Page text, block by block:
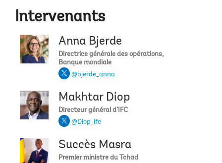
Intervenants
Anna Bjerde
Directrice générale des opérations,
Banque mondiale
@bjerde_anna
Makhtar Diop
Directeur général d’IFC
@Diop_ifc
Succès Masra
Premier ministre du Tchad